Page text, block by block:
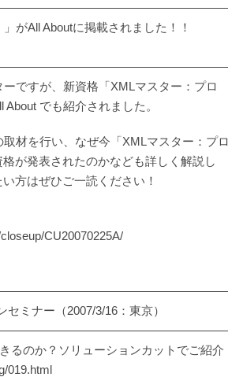
がAll Aboutに掲載されました！！
ですが、新資格「XMLマスター：プロ
でも紹介されました。
材を行い、なぜ今「XMLマスター：プロ
が発表されたのかなども詳しく解説し
方はぜひご一読ください！
CU20070225A/
セミナー（2007/3/16：東京）
のか？ソリューションカットでご紹介
019.html